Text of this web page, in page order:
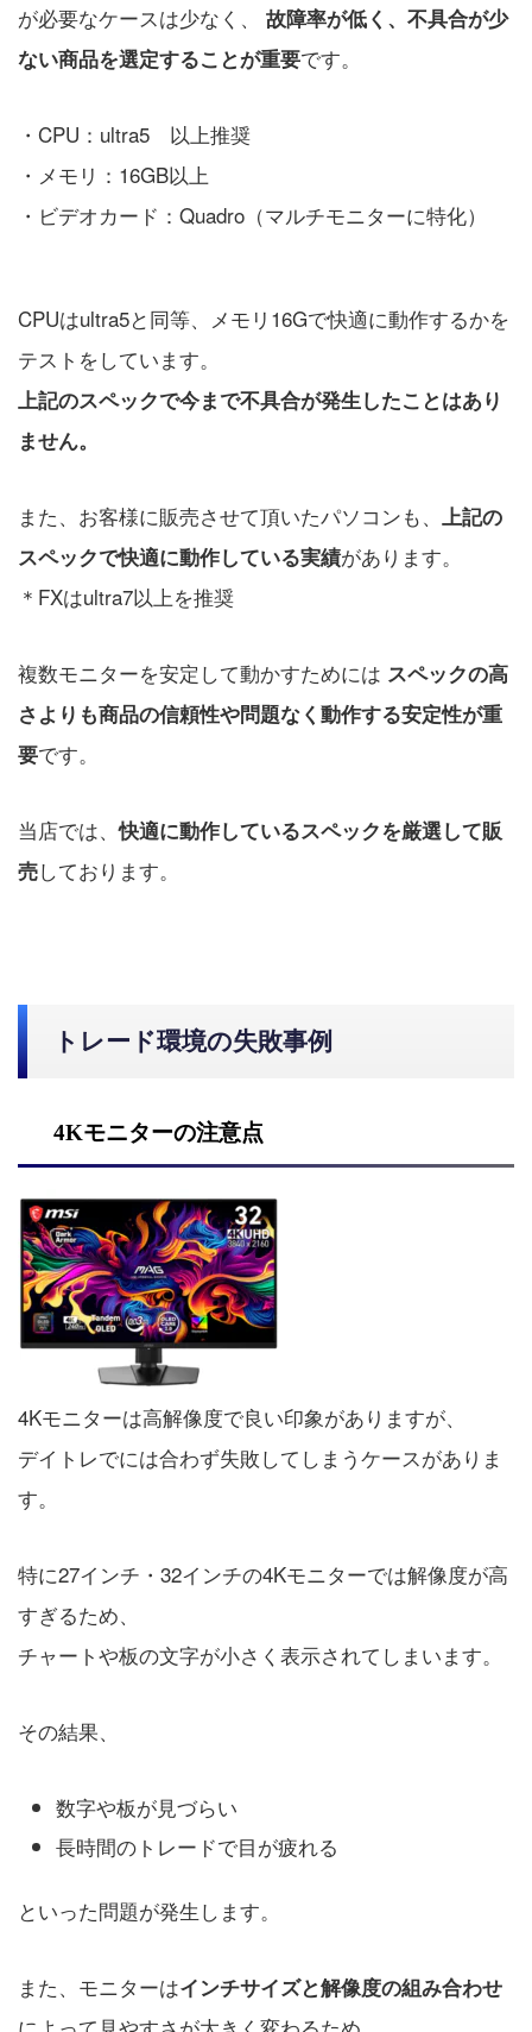
が必要なケースは少なく、 故障率が低く、不具合が少
ない商品を選定することが重要です。
・CPU：ultra5 以上推奨
・メモリ：16GB以上
・ビデオカード：Quadro（マルチモニターに特化）
CPUはultra5と同等、メモリ16Gで快適に動作するかを
テストをしています。
上記のスペックで今まで不具合が発生したことはあり
ません。
また、お客様に販売させて頂いたパソコンも、
上記の
スペックで快適に動作している実績があります。
＊FXはultra7以上を推奨
複数モニターを安定して動かすためには スペックの高
さよりも商品の信頼性や問題なく動作する安定性が重
要です。
当店では、快適に動作しているスペックを厳選して販
売しております。
トレード環境の失敗事例
4Kモニターの注意点
4Kモニターは高解像度で良い印象がありますが、
デイトレでには合わず失敗してしまうケースがありま
す。
特に27インチ・32インチの4Kモニターでは解像度が高
すぎるため、
チャートや板の文字が小さく表示されてしまいます。
その結果、
数字や板が見づらい
長時間のトレードで目が疲れる
といった問題が発生します。
また、モニターはインチサイズと解像度の組み合わせ
によって見やすさが大きく変わるため、